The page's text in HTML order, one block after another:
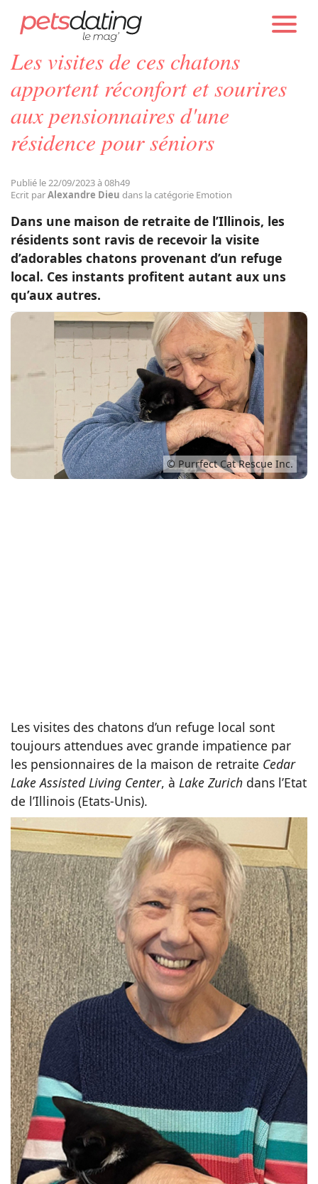
Chien
Chat
Conso
PETS DATING ACTUALITÉS EMOTION
Les visites de ces chatons
apportent réconfort et sourires
aux pensionnaires d'une
résidence pour séniors
Publié le 22/09/2023 à 08h49
Ecrit parAlexandre Dieu dans la catégorie Emotion
Dans une maison de retraite de l’Illinois, les
résidents sont ravis de recevoir la visite
d’adorables chatons provenant d’un refuge
local. Ces instants profitent autant aux uns
qu’aux autres.
© Purrfect Cat Rescue Inc.
Les visites des chatons d’un refuge local sont
toujours attendues avec grande impatience par
les pensionnaires de la maison de retraite Cedar
Lake Assisted Living Center, à Lake Zurich dans l’Etat
de l’Illinois (Etats-Unis).